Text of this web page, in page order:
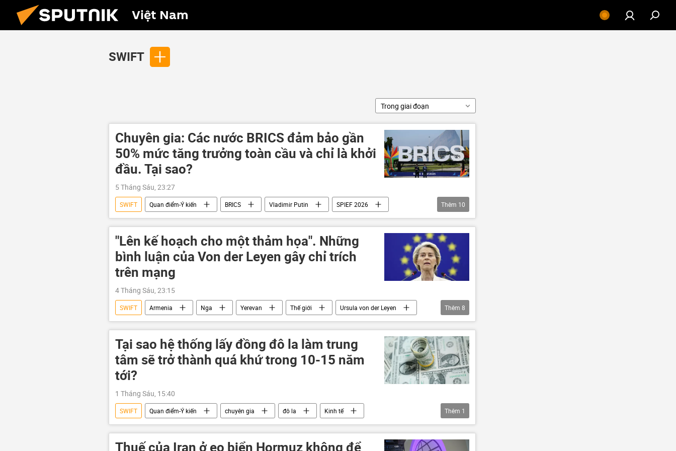
Việt Nam
SWIFT
Trong giai đoạn
Chuyên gia: Các nước BRICS đảm bảo gần
50% mức tăng trưởng toàn cầu và chỉ là khởi
đầu. Tại sao?
5 Tháng Sáu, 23:27
SWIFT Quan điểm-Ý kiến BRICS Vladimir Putin
SPIEF 2026
St. Petersburg
Kinh tế Thế giới phương Tây Nhóm G7
GDP
Hoa Kỳ
usd đồng euro
Thêm 10
"Lên kế hoạch cho một thảm họa". Những
bình luận của Von der Leyen gây chỉ trích
trên mạng
4 Tháng Sáu, 23:15
SWIFT Armenia Nga Yerevan Thế giới
Ursula von der Leyen
Vladimir Putin
EAEU Astana Belarus
Kazakhstan
Kyrgyzstan
EU Ủy ban châu Âu
Thêm 8
Tại sao hệ thống lấy đồng đô la làm trung
tâm sẽ trở thành quá khứ trong 10-15 năm
tới?
1 Tháng Sáu, 15:40
SWIFT Quan điểm-Ý kiến chuyên gia đô la
Kinh tế
Mưa bão, lũ lụt lịch sử, thiên tai kinh hoàng ở Việt Nam
Thêm 1
Thuế của Iran ở eo biển Hormuz không để